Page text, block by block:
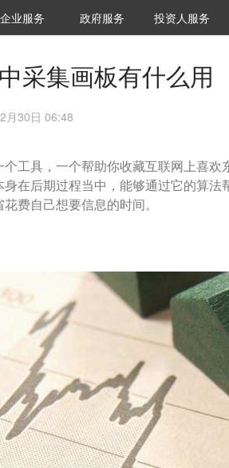
36Kr研究院
企业服务 城市之窗
政府服务 VClub投资机构库
投资机构职位推介
投资人服务
采集画板有什么用
月30日 06:48
工具，一个帮助你收藏互联网上喜
身在后期过程当中，能够通过它的算
费自己想要信息的时间。